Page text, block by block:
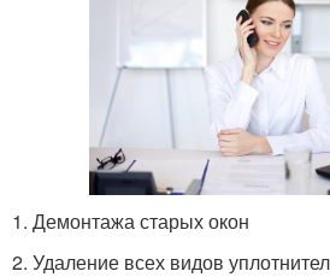
1. Демонтажа старых окон
2. Удаление всех видов